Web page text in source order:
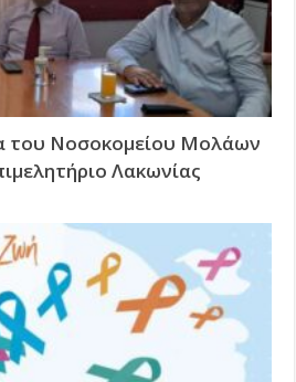
του Νοσοκομείου Μολάων
Λακωνίας